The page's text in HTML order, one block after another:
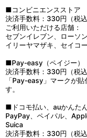
■コンビニエンスストア
決済手数料：330円（税込
ご利用いただける店舗：
セブンイレブン、ローソ
イリーヤマザキ、セイコ
■Pay-easy（ペイジー）
決済手数料：330円（税込
「Pay-easy」マークが
す。
■ドコモ払い、auかんた
PayPay、ペイパル、
Suica
決済手数料：330円（税込